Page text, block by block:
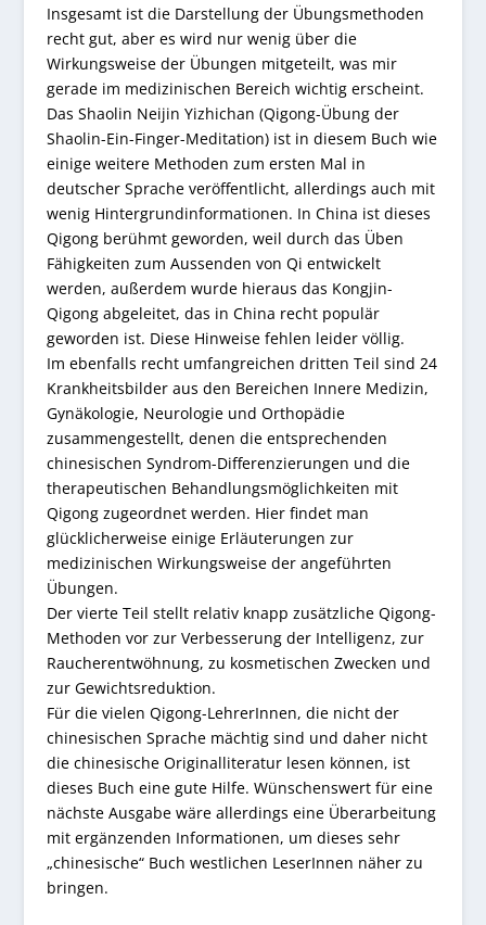
Insgesamt ist die Darstellung der Übungsmethoden
recht gut, aber es wird nur wenig über die
Wirkungsweise der Übungen mitgeteilt, was mir
gerade im medizinischen Bereich wichtig erscheint.
Das Shaolin Neijin Yizhichan (Qigong-Übung der
Shaolin-Ein-Finger-Meditation) ist in diesem Buch wie
einige weitere Methoden zum ersten Mal in
deutscher Sprache veröffentlicht, allerdings auch mit
wenig Hintergrundinformationen. In China ist dieses
Qigong berühmt geworden, weil durch das Üben
Fähigkeiten zum Aussenden von Qi entwickelt
werden, außerdem wurde hieraus das Kongjin-
Qigong abgeleitet, das in China recht populär
geworden ist. Diese Hinweise fehlen leider völlig.
Im ebenfalls recht umfangreichen dritten Teil sind 24
Krankheitsbilder aus den Bereichen Innere Medizin,
Gynäkologie, Neurologie und Orthopädie
zusammengestellt, denen die entsprechenden
chinesischen Syndrom-Differenzierungen und die
therapeutischen Behandlungsmöglichkeiten mit
Qigong zugeordnet werden. Hier findet man
glücklicherweise einige Erläuterungen zur
medizinischen Wirkungsweise der angeführten
Übungen.
Der vierte Teil stellt relativ knapp zusätzliche Qigong-
Methoden vor zur Verbesserung der Intelligenz, zur
Raucherentwöhnung, zu kosmetischen Zwecken und
zur Gewichtsreduktion.
Für die vielen Qigong-LehrerInnen, die nicht der
chinesischen Sprache mächtig sind und daher nicht
die chinesische Originalliteratur lesen können, ist
dieses Buch eine gute Hilfe. Wünschenswert für eine
nächste Ausgabe wäre allerdings eine Überarbeitung
mit ergänzenden Informationen, um dieses sehr
„chinesische“ Buch westlichen LeserInnen näher zu
bringen.